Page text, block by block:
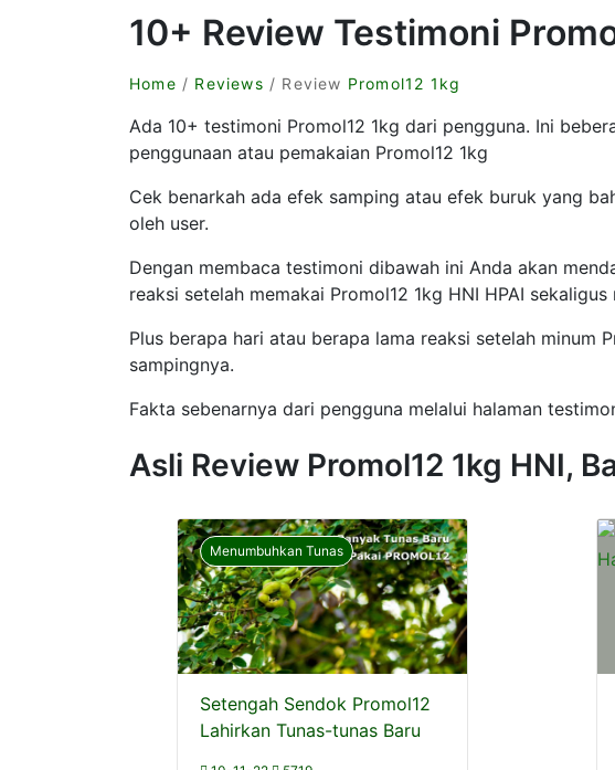
10+ Review Testimoni
Home / Reviews / Review Promol12 1kg
Ada 10+ testimoni Promol12 1kg dari pengguna. Ini
penggunaan atau pemakaian Promol12 1kg
Cek benarkah ada efek samping atau efek buruk yang
oleh user.
Dengan membaca testimoni dibawah ini Anda akan
reaksi setelah memakai Promol12 1kg HNI HPAI
Plus berapa hari atau berapa lama reaksi setelah minum
sampingnya.
Fakta sebenarnya dari pengguna melalui halaman
Asli Review Promol12 1kg HNI,
Menumbuhkan Tunas
Setengah Sendok Promol12
Lahirkan Tunas-tunas Baru